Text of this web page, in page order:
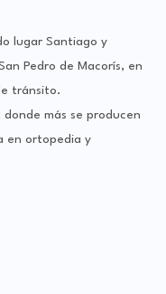
lugar Santiago y
Pedro de Macorís, en
tránsito.
más se producen
en ortopedia y